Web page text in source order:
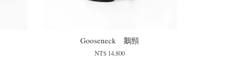
Gooseneck 鵝頸
NT$ 14,800